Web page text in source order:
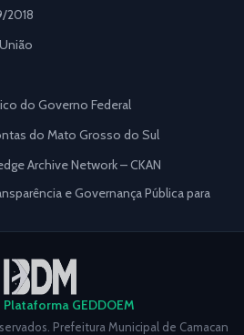
2018
do Governo Federal
do Mato Grosso do Sul
Archive Network – CKAN
e Governança Pública para
Plataforma GEDDOEM
Prefeitura Municipal de Camacan